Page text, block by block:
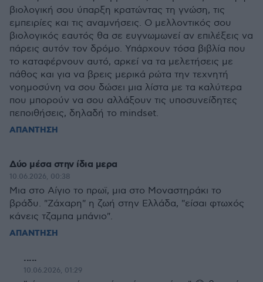
βιολογική σου ύπαρξη κρατώντας τη γνώση, τις
εμπειρίες και τις αναμνήσεις. Ο μελλοντικός σου
βιολογικός εαυτός θα σε ευγνωμωνεί αν επιλέξεις να
πάρεις αυτόν τον δρόμο. Υπάρχουν τόσα βιβλία που
το καταφέρνουν αυτό, αρκεί να τα μελετήσεις με
πάθος και για να βρεις μερικά ρώτα την τεχνητή
νοημοσύνη να σου δώσει μια λίστα με τα καλύτερα
που μπορούν να σου αλλάξουν τις υποσυνείδητες
πεποιθήσεις, δηλαδή το mindset.
ΑΠΑΝΤΗΣΗ
Δύο μέσα στην ίδια μερα
10.06.2026, 00:38
Μια στο Αίγιο το πρωϊ, μια στο Μοναστηράκι το
βράδυ. "Ζάχαρη" η ζωή στην Ελλάδα, "είσαι φτωχός
κάνεις τζαμπα μπάνιο".
ΑΠΑΝΤΗΣΗ
.....
10.06.2026, 01:29